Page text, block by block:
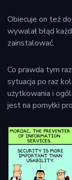
Obiecuje on też
wywalał błąd
zainstalować.
Co prawda tym
sytuacja po raz
użytkowania i
jest na pomyłki